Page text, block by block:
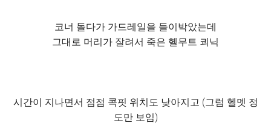
코너 돌다가 가드레일을 들이박았는데
그대로 머리가 잘려서 죽은 헬무트 쾨닉
시간이 지나면서 점점 콕핏 위치도 낮아지고 (그럼 헬멧 정
도만 보임)